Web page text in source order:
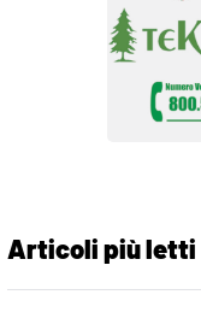
Articoli più letti